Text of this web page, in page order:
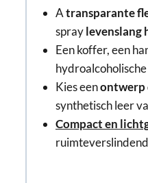
Atransparante
spraylevenslang
Een koffer, een
Kies eenontwerp
synthetisch leer
Compact en